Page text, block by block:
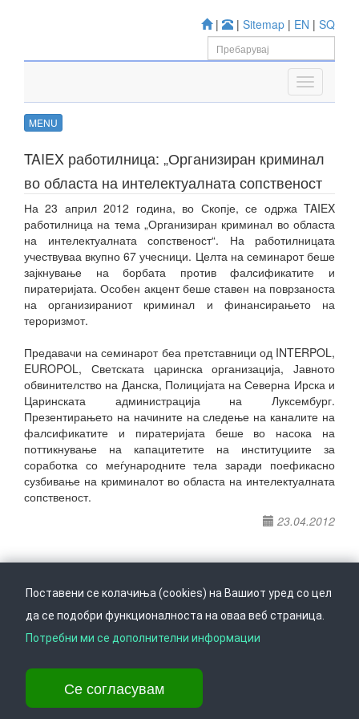
| | Sitemap | EN | SQ
MENU
TAIEX работилница: „Организиран криминал
во областа на интелектуалната сопственост
На 23 април 2012 година, во Скопје, се одржа TAIEX
работилница на тема „Организиран криминал во областа
на интелектуалната сопственост“. На работилницата
учествуваа вкупно 67 учесници. Целта на семинарот беше
зајкнување на борбата против фалсификатите и
пиратеријата. Особен акцент беше ставен на поврзаноста
на организираниот криминал и финансирањето на
тероризмот.
Предавачи на семинарот беа претставници од INTERPOL,
EUROPOL, Светската царинска организација, Јавното
обвинителство на Данска, Полицијата на Северна Ирска и
Царинската администрација на Луксембург.
Презентирањето на начините на следење на каналите на
фалсификатите и пиратеријата беше во насока на
поттикнување на капацитетите на институциите за
соработка со меѓународните тела заради поефикасно
сузбивање на криминалот во областа на интелектуалната
сопственост.
23.04.2012
Врати се горе Следете не на
Ул. Даме Груев 14, Катна гаража Беко на 1-виот кат, 1000 Скопје,
Поставени се колачиња (cookies) на Вашиот уред со цел
да се подобри функционалноста на оваа веб страница.
Потребни ми се дополнителни информации
Се согласувам